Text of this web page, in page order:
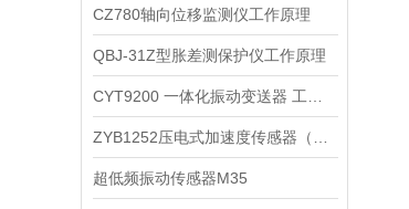
CZ780轴向位移监测仪工作原理
QBJ-31Z型胀差测保护仪工作原理
超低频振动传感器M35